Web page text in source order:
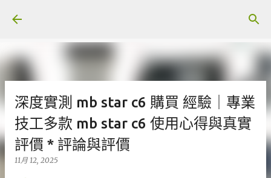
深度實測 mb star c6 購買 經驗｜專業
技工多款 mb star c6 使用心得與真實
評價 * 評論與評價
11月 12, 2025